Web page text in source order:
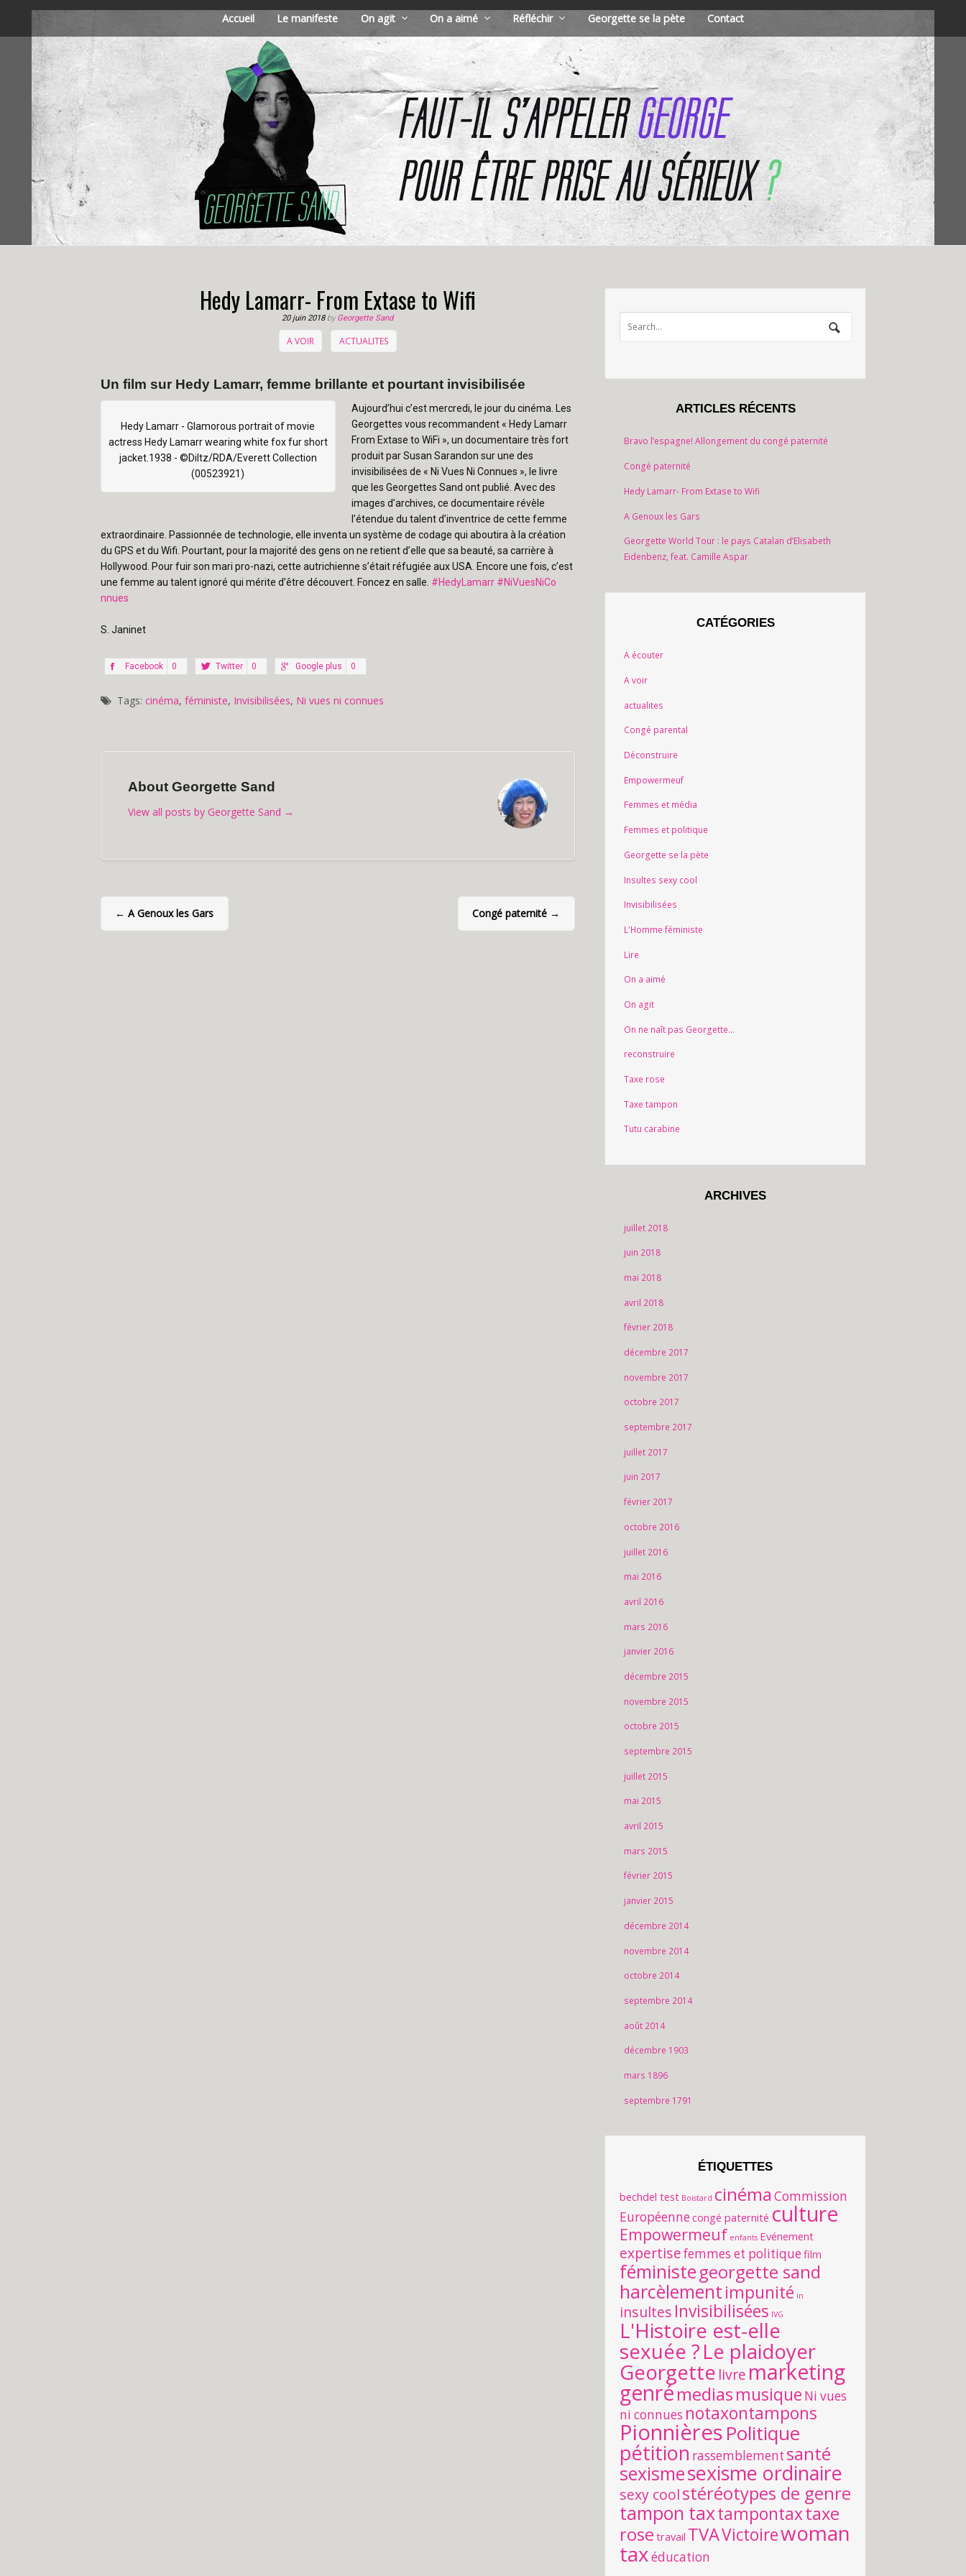
Accueil Le manifeste On agit On a aimé Réfléchir Georgette se la pète Contact
Hedy Lamarr- From Extase to Wifi
20 juin 2018byGeorgette Sand
A VOIR ACTUALITES
Un film sur Hedy Lamarr, femme brillante et pourtant invisibilisée
Hedy Lamarr - Glamorous portrait of movie
actress Hedy Lamarr wearing white fox fur short
jacket.1938 - ©Diltz/RDA/Everett Collection
(00523921)
Aujourd’hui c’est mercredi, le jour du cinéma. Les
Georgettes vous recommandent « Hedy Lamarr
From Extase to WiFi », un documentaire très fort
produit par Susan Sarandon sur une des
invisibilisées de « Ni Vues Ni Connues », le livre
que les Georgettes Sand ont publié. Avec des
images d’archives, ce documentaire révèle
l’étendue du talent d’inventrice de cette femme
extraordinaire. Passionnée de technologie, elle inventa un système de codage qui aboutira à la création
du GPS et du Wifi. Pourtant, pour la majorité des gens on ne retient d’elle que sa beauté, sa carrière à
Hollywood. Pour fuir son mari pro-nazi, cette autrichienne s’était réfugiée aux USA. Encore une fois, c’est
une femme au talent ignoré qui mérite d’être découvert. Foncez en salle. #HedyLamarr #NiVuesNiCo
nnues
S. Janinet
Facebook 0 Twitter 0 Google plus 0
Tags: cinéma, féministe, Invisibilisées, Ni vues ni connues
About Georgette Sand
View all posts by Georgette Sand →
← A Genoux les Gars Congé paternité →
ARTICLES RÉCENTS
Bravo l’espagne! Allongement du congé paternité
Congé paternité
Hedy Lamarr- From Extase to Wifi
A Genoux les Gars
Georgette World Tour : le pays Catalan d’Elisabeth
Eidenbenz, feat. Camille Aspar
CATÉGORIES
A écouter
A voir
actualites
Congé parental
Déconstruire
Empowermeuf
Femmes et média
Femmes et politique
Georgette se la pète
Insultes sexy cool
Invisibilisées
L'Homme féministe
Lire
On a aimé
On agit
On ne naît pas Georgette…
reconstruire
Taxe rose
Taxe tampon
Tutu carabine
ARCHIVES
juillet 2018
juin 2018
mai 2018
avril 2018
février 2018
décembre 2017
novembre 2017
octobre 2017
septembre 2017
juillet 2017
juin 2017
février 2017
octobre 2016
juillet 2016
mai 2016
avril 2016
mars 2016
janvier 2016
décembre 2015
novembre 2015
octobre 2015
septembre 2015
juillet 2015
mai 2015
avril 2015
mars 2015
février 2015
janvier 2015
décembre 2014
novembre 2014
octobre 2014
septembre 2014
août 2014
décembre 1903
mars 1896
septembre 1791
ÉTIQUETTES
bechdel test Boistard cinéma Commission
Européennecongé paternité culture
Empowermeuf enfants Evénement
expertisefemmes et politiquefilm
féministegeorgette sand
harcèlementimpunité in
insultes Invisibilisées IVG
L'Histoire est-elle
sexuée ?Le plaidoyer
Georgette livre marketing
genrémediasmusique Ni vues
ni connues notaxontampons
PionnièresPolitique
pétition rassemblement santé
sexismesexisme ordinaire
sexy coolstéréotypes de genre
tampon taxtampontaxtaxe
rose travail TVAVictoirewoman
taxéducation